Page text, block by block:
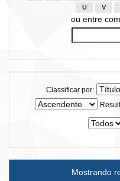
U
V
ou entre
Classificar por:
Mostrando